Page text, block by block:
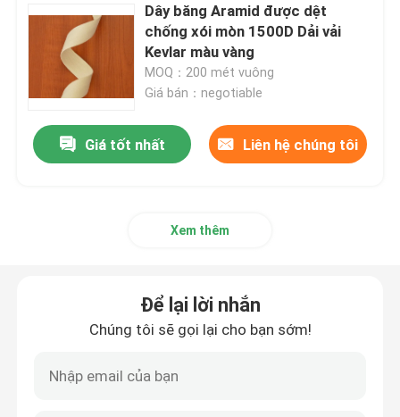
Dây băng Aramid được dệt
chống xói mòn 1500D Dải vải
Kevlar màu vàng
MOQ：200 mét vuông
Giá bán：negotiable
Giá tốt nhất Liên hệ chúng tôi
Xem thêm
Để lại lời nhắn
Chúng tôi sẽ gọi lại cho bạn sớm!